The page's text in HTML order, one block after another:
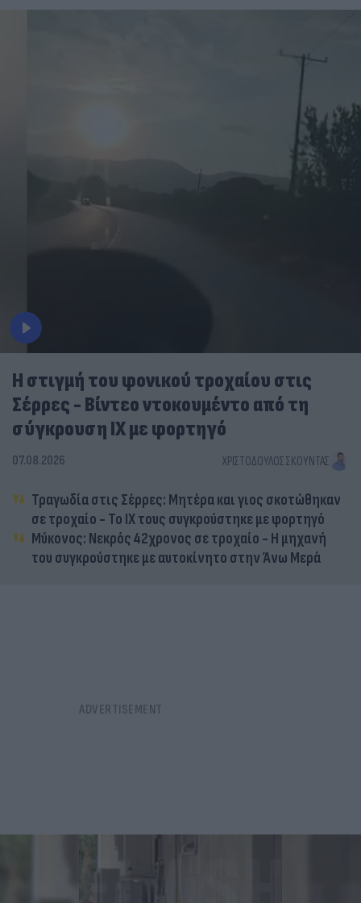
Η στιγμή του φονικού τροχαίου στις
Σέρρες - Βίντεο ντοκουμέντο από τη
σύγκρουση ΙΧ με φορτηγό
07.08.2026 ΧΡΙΣΤΌΔΟΥΛΟΣ ΣΚΟΎΝΤΑΣ
Τραγωδία στις Σέρρες: Μητέρα και γιος σκοτώθηκαν
σε τροχαίο - Το ΙΧ τους συγκρούστηκε με φορτηγό
Μύκονος: Νεκρός 42χρονος σε τροχαίο - Η μηχανή
του συγκρούστηκε με αυτοκίνητο στην Άνω Μερά